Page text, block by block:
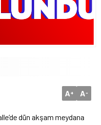
A+ A-
dün akşam meydana